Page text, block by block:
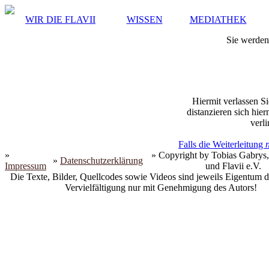
WIR DIE FLAVII WISSEN
MEDIATHEK
Sie
Hiermit verlassen
distanzieren sich
Falls die Weiterleitung
»
Impressum
» Datenschutzerklärung
» Copyright by Tobias
und Flavii e.V.
Die Texte, Bilder, Quellcodes sowie Videos sind jeweils Eigentum
Vervielfältigung nur mit Genehmigung des Autors!